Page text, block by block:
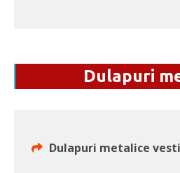
Dulapuri
Dulapuri metalice